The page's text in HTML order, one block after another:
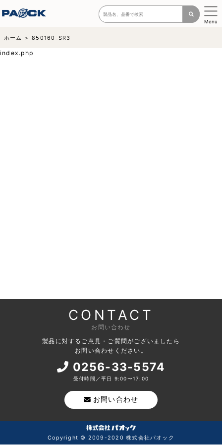
Menu
ホーム 850160_SR3
index.php
CONTACT
お問い合わせ
製品に対するご意見・ご質問がございましたら
お問い合わせください。
0256-33-5574
受付時間／平日 9:00〜17:00
お問い合わせ
Copyright © 2009-2020 株式会社パオック